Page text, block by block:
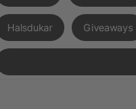
Halsdukar Giveaways